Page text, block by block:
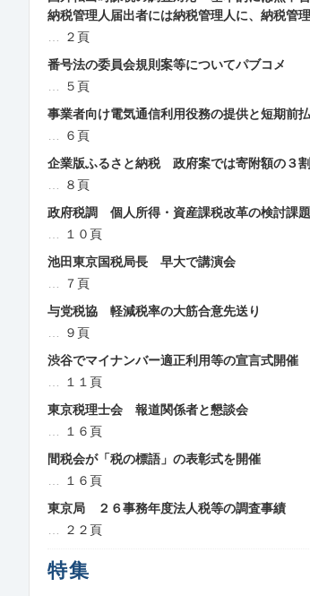
納税管理人届出者には納税管理人に、納税管
２頁
番号法の委員会規則案等についてパブコメ
５頁
事業者向け電気通信利用役務の提供と短期前
６頁
企業版ふるさと納税 政府案では寄附額の３
８頁
政府税調 個人所得・資産課税改革の検討課
１０頁
池田東京国税局長 早大で講演会
７頁
与党税協 軽減税率の大筋合意先送り
９頁
渋谷でマイナンバー適正利用等の宣言式開催
１１頁
東京税理士会 報道関係者と懇談会
１６頁
間税会が「税の標語」の表彰式を開催
１６頁
東京局 ２６事務年度法人税等の調査事績
２２頁
特集